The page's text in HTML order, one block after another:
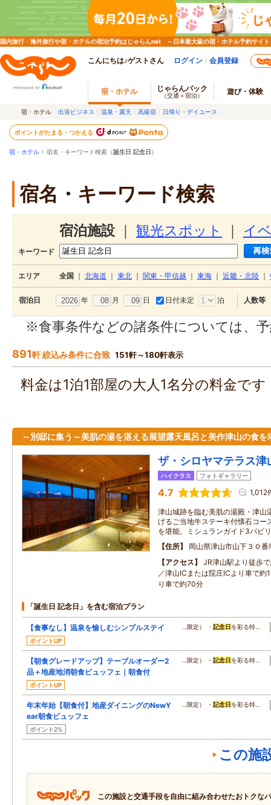
国内旅行・海外旅行や宿・ホテルの宿泊予約はじゃらんnet ～日本最大級の宿・ホテル予約サイト
こんにちは♪ゲストさん ログイン 会員登録
宿・ホテル じゃらんパック
（交通＋宿泊） 遊び・体験
宿・ホテル 出張ビジネス 温泉・露天 高級宿 日帰り・デイユース
ポイントがたまる・つかえる
宿・ホテル > 宿名・キーワード検索（誕生日 記念日 ）
宿名・キーワード検索
宿泊施設 観光スポット イ
キーワード
エリア 全国 北海道 東北 関東・甲信越 東海 近畿・北陸
宿泊日 年 月 日 日付未定 泊 人数等
※食事条件などの諸条件については、
891軒 絞込み条件に合致 151軒～180軒表示
料金は1泊1部屋の大人1名分の料金で
～別邸に集う～美肌の湯を湛える展望露天風呂と美作津山の食を
ザ・シロヤマテラス津
ハイクラス フォトギャラリー
4.7 1,012
津山城跡を臨む美肌の湯殿・津山
げるご当地牛ステーキ付懐石コー
を堪能。ミシュランガイド3パビ
住所
岡山県津山市山下３０番
アクセス
JR津山駅より徒歩
／津山ICまたは院庄ICより車で約
り車で約70分
「誕生日 記念日」を含む宿泊プラン
【食事なし】温泉を愉しむシンプルステイ
ポイントUP
…限定） ・記念日 を彩る特…
【朝食グレードアップ】テーブルオーダー2
品＋地産地消朝食ビュッフェ｜朝食付
ポイントUP
…限定） ・記念日 を彩る特…
年末年始【朝食付】地産ダイニングのNewY
ear朝食ビュッフェ
ポイント2%
…限定） ・記念日 を彩る特…
この施
この施設と交通手段を自由に組み合わせたおトクな